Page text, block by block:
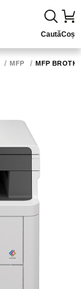
CautăCoș
MFP MFP